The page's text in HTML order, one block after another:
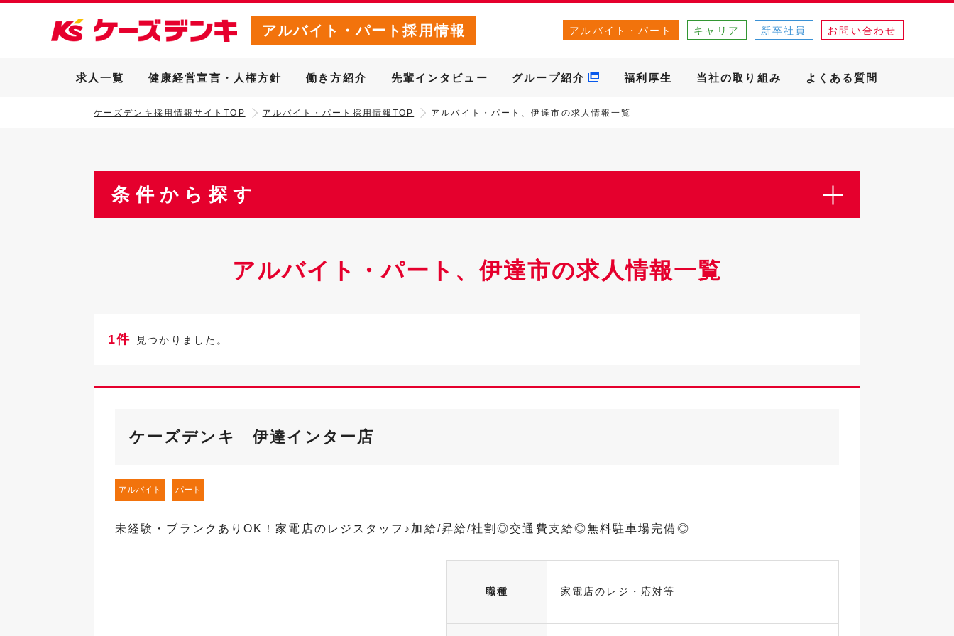
アルバイト・パート採用情報 アルバイト・パート キャリア 新卒社員 お問い合わせ
求人一覧 健康経営宣言・人権方針 働き方紹介 先輩インタビュー グループ紹介 福利厚生 当社の取り組み よくある質問
ケーズデンキ採用情報サイトTOP アルバイト・パート採用情報TOP アルバイト・パート、伊達市の求人情報一覧
条件から探す
アルバイト・パート、伊達市の求人情報一覧
1件 見つかりました。
ケーズデンキ 伊達インター店
アルバイト パート
未経験・ブランクありOK！家電店のレジスタッフ♪加給/昇給/社割◎交通費支給◎無料駐車場完備◎
職種 家電店のレジ・応対等